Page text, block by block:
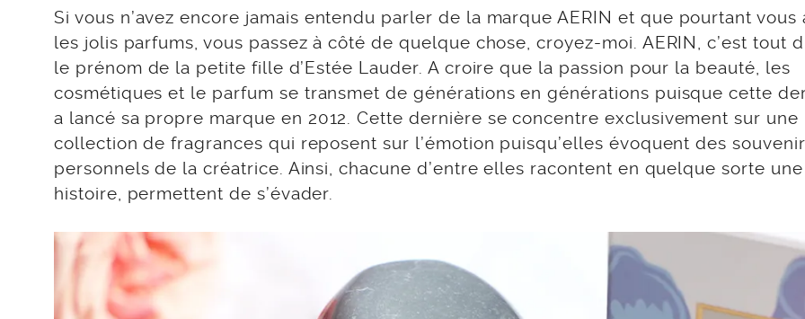
Si vous n’avez encore jamais entendu parler de la marque AERIN et que pourtant vous
les jolis parfums, vous passez à côté de quelque chose, croyez-moi. AERIN, c’est tout
le prénom de la petite fille d’Estée Lauder. A croire que la passion pour la beauté, les
cosmétiques et le parfum se transmet de générations en générations puisque cette
a lancé sa propre marque en 2012. Cette dernière se concentre exclusivement sur une
collection de fragrances qui reposent sur l’émotion puisqu’elles évoquent des
personnels de la créatrice. Ainsi, chacune d’entre elles racontent en quelque sorte une
histoire, permettent de s’évader.